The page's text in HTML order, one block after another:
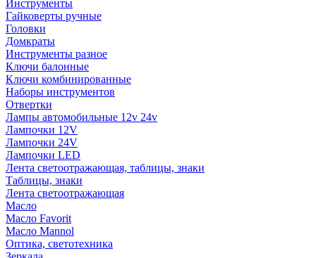
Инструменты
Гайковерты ручные
Головки
Домкраты
Инструменты разное
Ключи балонные
Ключи комбинированные
Наборы инструментов
Отвертки
Лампы автомобильные 12v 24v
Лампочки 12V
Лампочки 24V
Лампочки LED
Лента светоотражающая, таблицы, знаки
Таблицы, знаки
Лента светоотражающая
Масло
Масло Favorit
Масло Mannol
Оптика, светотехника